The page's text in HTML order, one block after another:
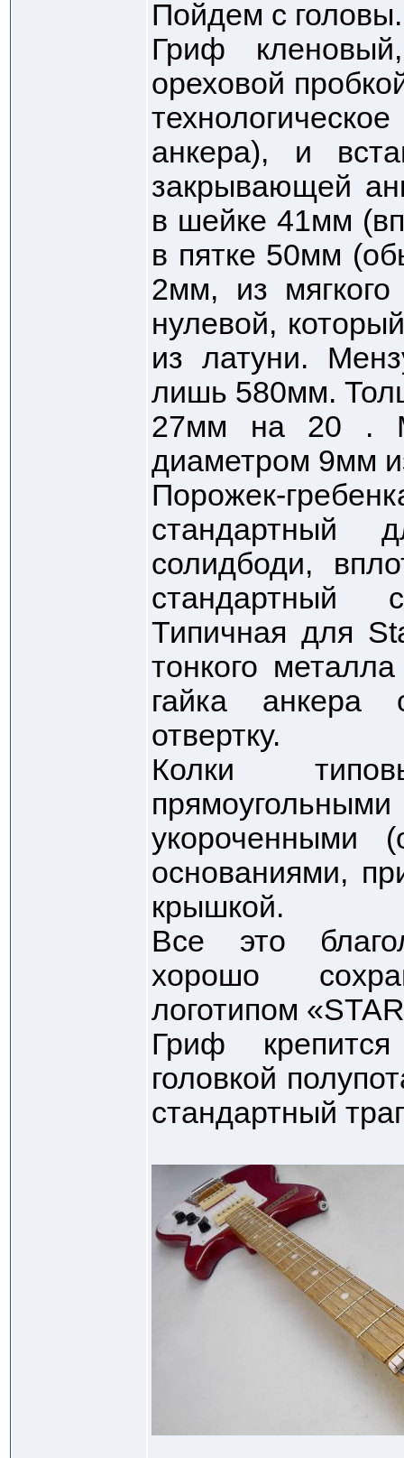
Пойдем с головы.
Гриф
ореховой
анкера), и
закрывающей
в шейке 41мм
в пятке 50мм
2мм, из
нулевой,
из латуни.
лишь 580мм.
27мм на 20 .
диаметром 9мм
Порожек-
стандартный
солидбоди,
стандартный
Типичная для
тонкого
гайка
отвертку.
Колки
укороченными
основаниями,
крышкой.
Все это
хорошо
логотипом
Гриф
головкой
стандартный